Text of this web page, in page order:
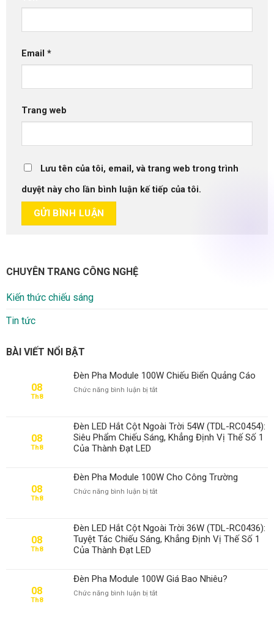
Email *
Trang web
Lưu tên của tôi, email, và trang web trong trình
duyệt này cho lần bình luận kế tiếp của tôi.
CHUYÊN TRANG CÔNG NGHỆ
Kiến thức chiếu sáng
Tin tức
BÀI VIẾT NỔI BẬT
08
Th8
Đèn Pha Module 100W Chiếu Biển Quảng Cáo
Chức năng bình luận bị tắtở
Module
100W
Chiếu
Cáo
08
Th8
Đèn LED Hắt Cột Ngoài Trời 54W (TDL-RC0454):
Siêu Phẩm Chiếu Sáng, Khẳng Định Vị Thế Số 1
Của Thành Đạt LED
08
Th8
Đèn Pha Module 100W Cho Công Trường
Chức năng bình luận bị tắtở
Module
100W
Cho
08
Th8
Đèn LED Hắt Cột Ngoài Trời 36W (TDL-RC0436):
Tuyệt Tác Chiếu Sáng, Khẳng Định Vị Thế Số 1
Của Thành Đạt LED
08
Th8
Đèn Pha Module 100W Giá Bao Nhiêu?
Chức năng bình luận bị tắtở